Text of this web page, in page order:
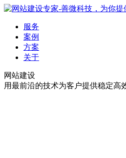
服务
案例
方案
关于
网站建设
用最前沿的技术为客户提供稳定高